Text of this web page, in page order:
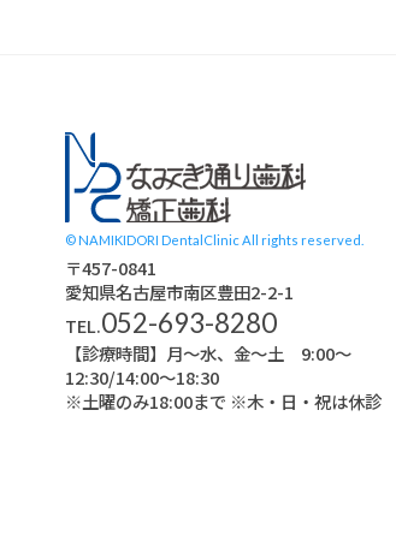
© NAMIKIDORI DentalClinic All rights reserved.
〒457-0841
愛知県名古屋市南区豊田2-2-1
TEL.052-693-8280
【診療時間】月〜水、金～土 9:00〜
12:30/14:00～18:30
※土曜のみ18:00まで ※木・日・祝は休診